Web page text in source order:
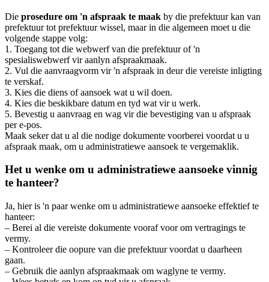
Die prosedure om 'n afspraak te maak by die prefektuur kan van
prefektuur tot prefektuur wissel, maar in die algemeen moet u die
volgende stappe volg:
1. Toegang tot die webwerf van die prefektuur of 'n
spesialiswebwerf vir aanlyn afspraakmaak.
2. Vul die aanvraagvorm vir 'n afspraak in deur die vereiste inligting
te verskaf.
3. Kies die diens of aansoek wat u wil doen.
4. Kies die beskikbare datum en tyd wat vir u werk.
5. Bevestig u aanvraag en wag vir die bevestiging van u afspraak
per e-pos.
Maak seker dat u al die nodige dokumente voorberei voordat u u
afspraak maak, om u administratiewe aansoek te vergemaklik.
Het u wenke om u administratiewe aansoeke vinnig
te hanteer?
Ja, hier is 'n paar wenke om u administratiewe aansoeke effektief te
hanteer:
– Berei al die vereiste dokumente vooraf voor om vertragings te
vermy.
– Kontroleer die oopure van die prefektuur voordat u daarheen
gaan.
– Gebruik die aanlyn afspraakmaak om waglyne te vermy.